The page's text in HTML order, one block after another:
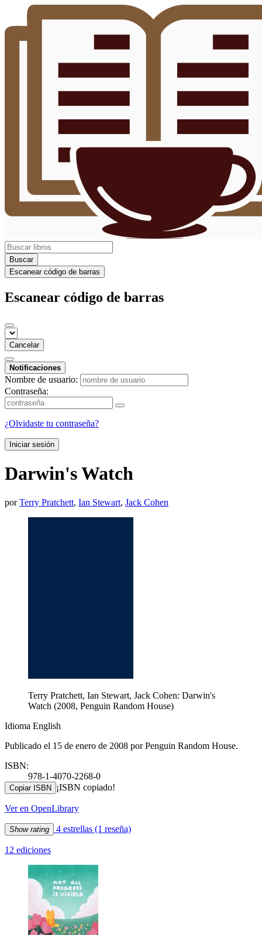
Buscar
Escanear código de barras
Escanear código de barras
Cancelar
Notificaciones
Nombre de usuario:
Contraseña:
¿Olvidaste tu contraseña?
Iniciar sesión
Darwin's Watch
porTerry Pratchett, Ian Stewart, Jack Cohen
Terry Pratchett, Ian Stewart, Jack Cohen: Darwin's
Watch (2008, Penguin Random House)
Idioma English
Publicado el 15 de enero de 2008 por Penguin Random House.
ISBN:
978-1-4070-2268-0
Copiar ISBN ¡ISBN copiado!
Ver en OpenLibrary
Show rating 4 estrellas (1 reseña)
12 ediciones